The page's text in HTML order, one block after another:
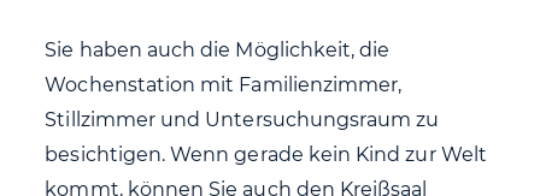
Sie haben auch die Möglichkeit, die
Wochenstation mit Familienzimmer,
Stillzimmer und Untersuchungsraum zu
besichtigen. Wenn gerade kein Kind zur Welt
kommt, können Sie auch den Kreißsaal